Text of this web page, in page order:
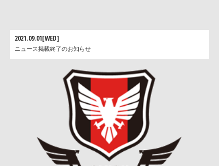
2021.09.01[WED]
ニュース掲載終了のお知らせ